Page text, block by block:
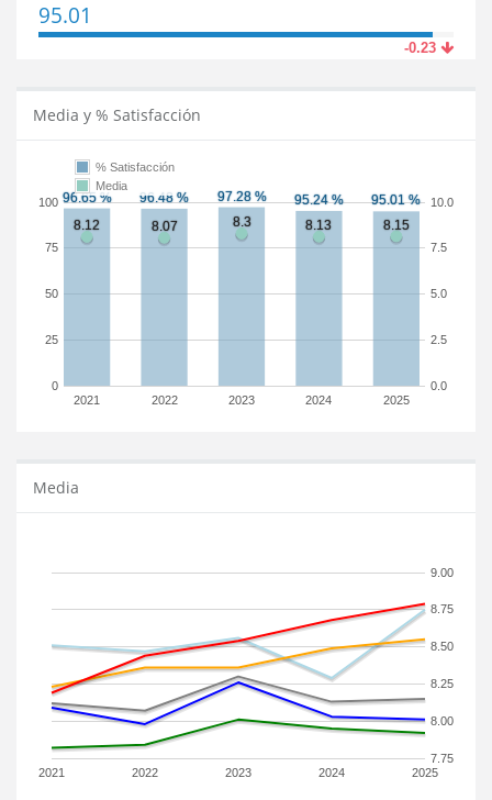
95.01
-0.23
Media y % Satisfacción
2021 2022 2023 2024 2025
0
25
50
75
100
0.0
2.5
5.0
7.5
10.0
% Satisfacción
Media
Media
2021 2022 2023 2024 2025
7.75
8.00
8.25
8.50
8.75
9.00